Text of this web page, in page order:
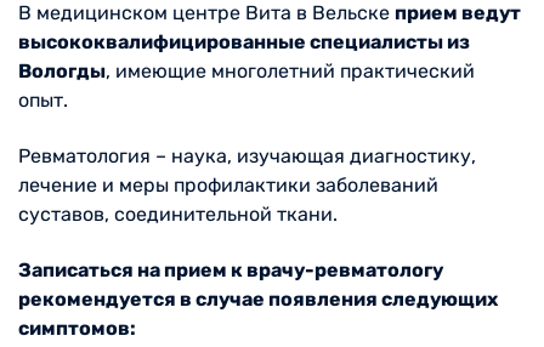
В медицинском центре Вита в Вельске прием ведут
высококвалифицированные специалисты из
Вологды, имеющие многолетний практический
опыт.
Ревматология – наука, изучающая диагностику,
лечение и меры профилактики заболеваний
суставов, соединительной ткани.
Записаться на прием к врачу-ревматологу
рекомендуется в случае появления следующих
симптомов: